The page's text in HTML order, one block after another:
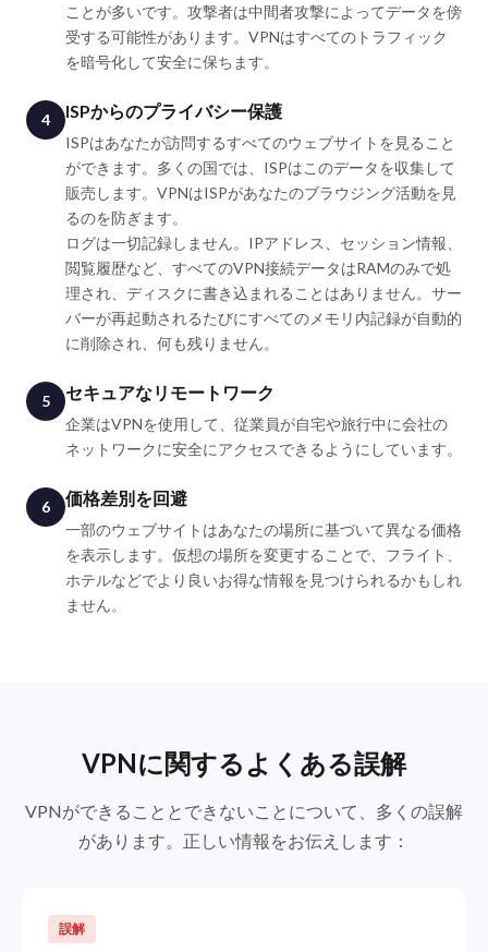
ことが多いです。攻撃者は中間者攻撃によってデータを傍
受する可能性があります。VPNはすべてのトラフィック
を暗号化して安全に保ちます。
4 ISPからのプライバシー保護
ISPはあなたが訪問するすべてのウェブサイトを見ること
ができます。多くの国では、ISPはこのデータを収集して
販売します。VPNはISPがあなたのブラウジング活動を見
るのを防ぎます。
ログは一切記録しません。IPアドレス、セッション情報、
閲覧履歴など、すべてのVPN接続データはRAMのみで処
理され、ディスクに書き込まれることはありません。サー
バーが再起動されるたびにすべてのメモリ内記録が自動的
に削除され、何も残りません。
5 セキュアなリモートワーク
企業はVPNを使用して、従業員が自宅や旅行中に会社の
ネットワークに安全にアクセスできるようにしています。
6 価格差別を回避
一部のウェブサイトはあなたの場所に基づいて異なる価格
を表示します。仮想の場所を変更することで、フライト、
ホテルなどでより良いお得な情報を見つけられるかもしれ
ません。
VPNに関するよくある誤解
VPNができることとできないことについて、多くの誤解
があります。正しい情報をお伝えします：
誤解